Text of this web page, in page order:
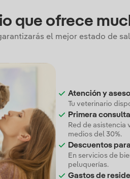
que ofrece
el mejor estado de
Atención y
Tu veterinario
Primera
Red de
medios del 30%.
Descuentos
En servicios de
peluquerías.
Gastos de